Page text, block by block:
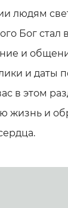
людям
Бог стал
и
и даты
в этом
жизнь и